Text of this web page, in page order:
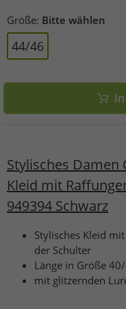
Größe: Bitte wählen
44/46
Stylisches Damen
Kleid mit
949394 Schwarz
Stylisches Kleid
der Schulter
Länge in Größe
mit glitzernden